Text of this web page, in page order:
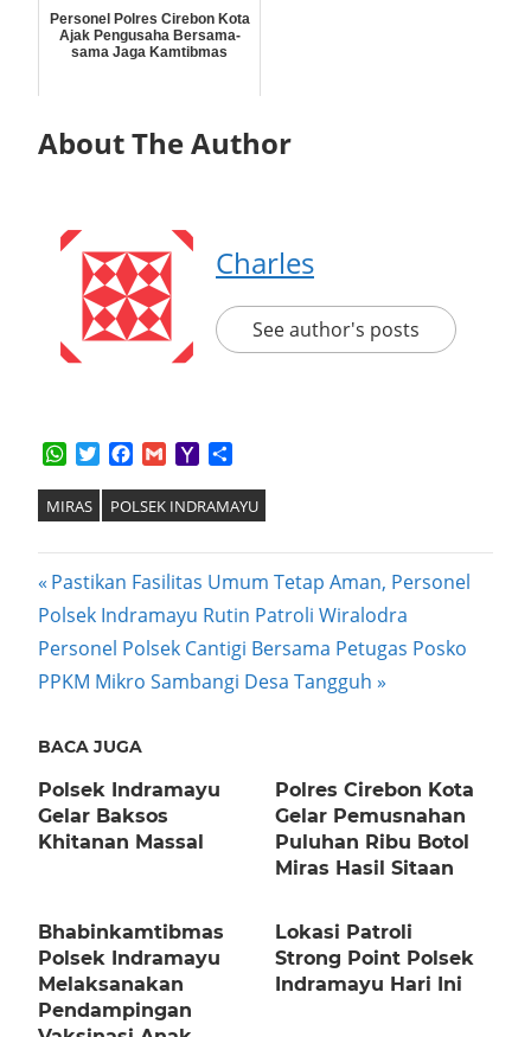
Personel Polres Cirebon Kota
Ajak Pengusaha Bersama-
sama Jaga Kamtibmas
About The Author
Charles
See author's posts
WhatsApp
TwitterFacebook
GmailYahoo
MIRAS POLSEK INDRAMAYU
Post
navigation
Previous
Post:
Pastikan Fasilitas Umum Tetap Aman, Personel
Polsek Indramayu Rutin Patroli Wiralodra
Next
Post:
Personel Polsek Cantigi Bersama Petugas Posko
PPKM Mikro Sambangi Desa Tangguh
BACA JUGA
Polsek Indramayu
Gelar Baksos
Khitanan Massal
Polres Cirebon Kota
Gelar Pemusnahan
Puluhan Ribu Botol
Miras Hasil Sitaan
Bhabinkamtibmas
Polsek Indramayu
Melaksanakan
Pendampingan
Lokasi Patroli
Strong Point Polsek
Indramayu Hari Ini